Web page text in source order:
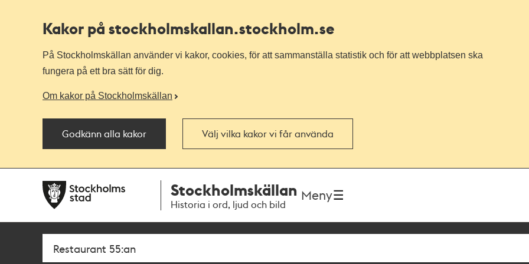
Kakor på stockholmskallan.stockholm.se
På Stockholmskällan använder vi kakor, cookies, för att sammanställa statistik och för att webbplatsen ska
fungera på ett bra sätt för dig.
Om kakor på Stockholmskällan
Godkänn alla kakor Välj vilka kakor vi får använda
navigationen
huvudinnehållet
Stockholmskällan
Historia i ord, ljud och bild
Meny
Sök